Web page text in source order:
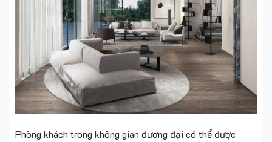
Phòng khách trong không gian đương đại có thể được